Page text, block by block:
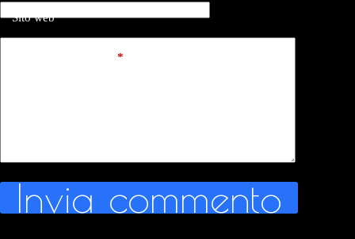
Sito web
*
Invia commento